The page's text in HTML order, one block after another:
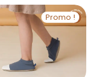
Promo !